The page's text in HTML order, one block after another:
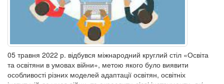
05 травня 2022 р. відбувся міжнародний круглий стіл «Освіта
та освітяни в умовах війни», метою якого було виявити
особливості різних моделей адаптації освітян, освітніх